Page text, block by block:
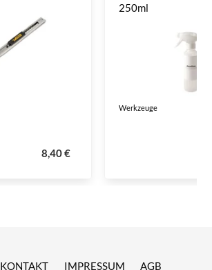
8,40 €
250ml
Werkzeuge
KONTAKT IMPRESSUM AGB